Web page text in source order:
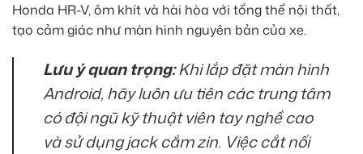
Honda HR-V, ôm khít và hài hòa với tổng thể nội thất,
tạo cảm giác như màn hình nguyên bản của xe.
Lưu ý quan trọng:Khi lắp đặt màn hình
Android, hãy luôn ưu tiên các trung tâm
có đội ngũ kỹ thuật viên tay nghề cao
và sử dụng jack cắm zin. Việc cắt nối